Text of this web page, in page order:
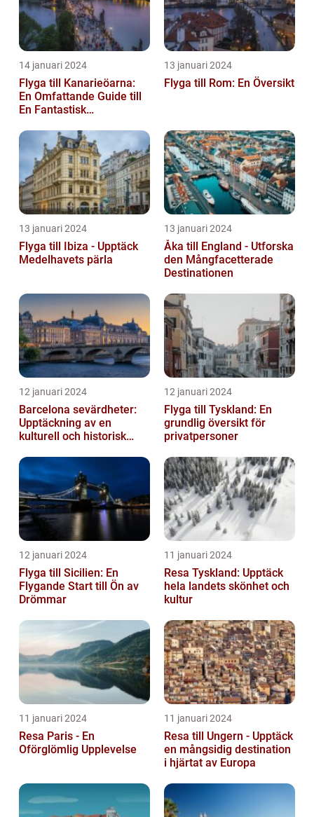
14 januari 2024
Flyga till Kanarieöarna:
En Omfattande Guide till
En Fantastisk
13 januari 2024
Flyga till Rom: En Översikt
13 januari 2024
Flyga till Ibiza - Upptäck
Medelhavets pärla
13 januari 2024
Åka till England - Utforska
den Mångfacetterade
Destinationen
12 januari 2024
Barcelona sevärdheter:
Upptäckning av en
kulturell och historisk
12 januari 2024
Flyga till Tyskland: En
grundlig översikt för
privatpersoner
12 januari 2024
Flyga till Sicilien: En
Flygande Start till Ön av
Drömmar
11 januari 2024
Resa Tyskland: Upptäck
hela landets skönhet och
kultur
11 januari 2024
Resa Paris - En
Oförglömlig Upplevelse
11 januari 2024
Resa till Ungern - Upptäck
en mångsidig destination
i hjärtat av Europa